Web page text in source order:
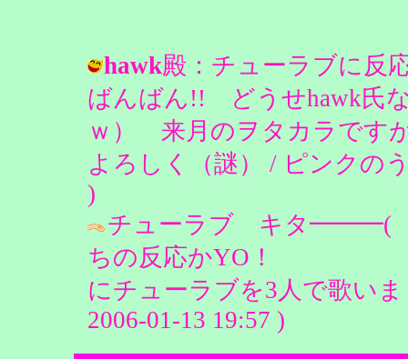
hawk殿：チューラブに反
ばんばん!! どうせhawk氏
ｗ） 来月のヲタカラです
よろしく（謎） / ピンクの
)
チューラブ キタ━━━(
ちの反応かYO！ では
にチューラブを3人で歌い
2006-01-13 19:57 )